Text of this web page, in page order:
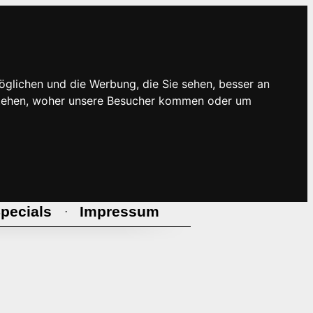
und die Werbung, die Sie sehen, besser an
woher unsere Besucher kommen oder um
· Impressum